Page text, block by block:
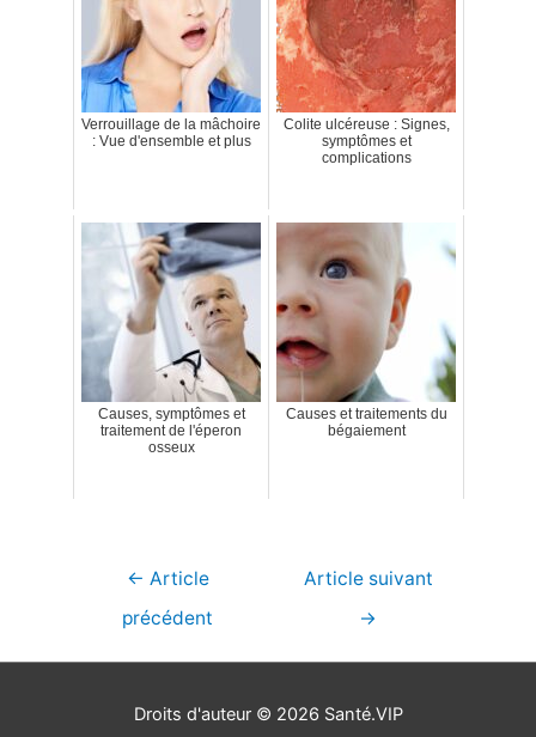
Verrouillage de la mâchoire
: Vue d'ensemble et plus
Colite ulcéreuse : Signes,
symptômes et
complications
Causes, symptômes et
traitement de l'éperon
osseux
Causes et traitements du
bégaiement
Navigation
← Article
précédent
Article suivant
→
Droits d'auteur © 2026 Santé.VIP